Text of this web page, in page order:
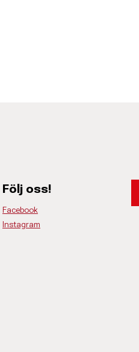
Följ oss!
Facebook
Instagram